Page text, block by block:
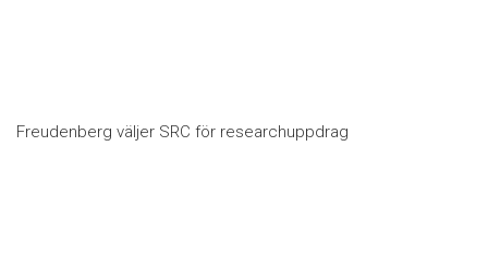
Freudenberg väljer SRC för researchuppdrag